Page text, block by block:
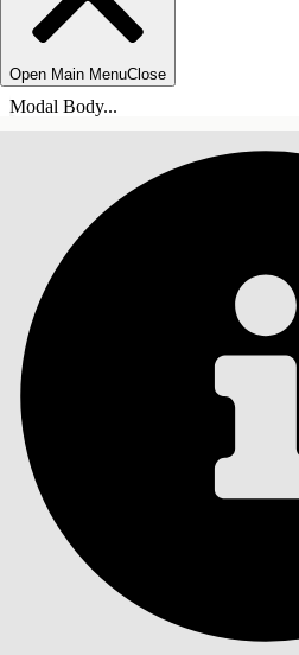
Open Main MenuClose
Modal Body...
INDHOLD